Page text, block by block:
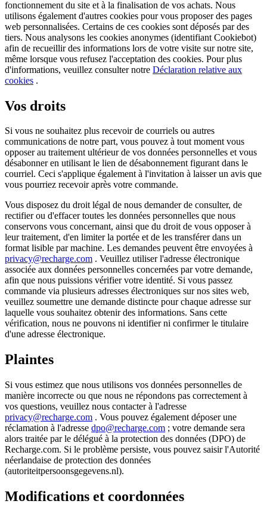
fonctionnement du site et à la finalisation de vos achats. Nous
utilisons également d'autres cookies pour vous proposer des pages
web personnalisées. Certains de ces cookies sont déposés par des
tiers. Nous analysons les cookies anonymes (identifiant Cookiebot)
afin de recueillir des informations lors de votre visite sur notre site,
même lorsque vous refusez l'acceptation des cookies. Pour plus
d'informations, veuillez consulter notre Déclaration relative aux
cookies .
Vos droits
Si vous ne souhaitez plus recevoir de courriels ou autres
communications de notre part, vous pouvez à tout moment vous
opposer au traitement ultérieur de vos données personnelles et vous
désabonner en utilisant le lien de désabonnement figurant dans le
courriel. Ceci s'applique également à l'invitation à laisser un avis que
vous pourriez recevoir après votre commande.
Vous disposez du droit légal de nous demander de consulter, de
rectifier ou d'effacer toutes les données personnelles que nous
conservons vous concernant, ainsi que du droit de vous opposer à
leur traitement, d'en limiter la portée et de les transférer dans un
format lisible par machine. Les demandes peuvent être envoyées à
privacy@recharge.com . Veuillez utiliser l'adresse électronique
associée aux données personnelles concernées par votre demande,
afin que nous puissions vérifier votre identité. Si vous passez
commande via plusieurs adresses électroniques sur nos sites web,
veuillez soumettre une demande distincte pour chaque adresse sur
laquelle vous souhaitez obtenir des informations. Sans cette
vérification, nous ne pouvons ni identifier ni confirmer le titulaire
d'une adresse électronique.
Plaintes
Si vous estimez que nous utilisons vos données personnelles de
manière incorrecte ou que nous ne répondons pas correctement à
vos questions, veuillez nous contacter à l'adresse
privacy@recharge.com . Vous pouvez également déposer une
réclamation à l'adresse dpo@recharge.com ; votre demande sera
alors traitée par le délégué à la protection des données (DPO) de
Recharge.com. Si le problème persiste, vous pouvez saisir l'Autorité
néerlandaise de protection des données
(autoriteitpersoonsgegevens.nl).
Modifications et coordonnées